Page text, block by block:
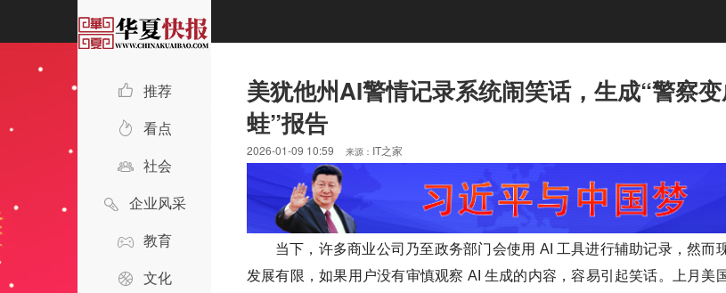
推荐
看点
社会
企业风采
教育
文化
美犹他州AI警情记录系统闹笑话，生成“警察
蛙”报告
2026-01-09 10:59 来源： IT之家
当下，许多商业公司乃至政务部门会使用 AI 工具进行辅助记录，然而
发展有限，如果用户没有审慎观察 AI 生成的内容，容易引起笑话。上月美